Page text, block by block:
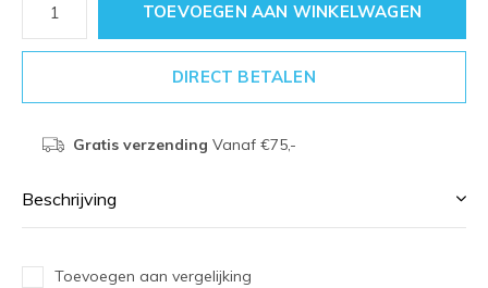
TOEVOEGEN AAN WINKELWAGEN
DIRECT BETALEN
Gratis verzending Vanaf €75,-
Beschrijving
Toevoegen aan vergelijking